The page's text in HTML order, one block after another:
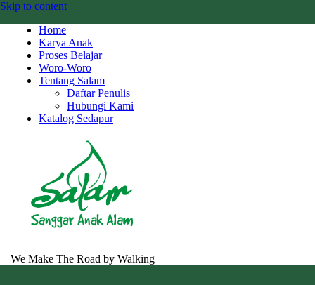
Skip to content
Home
Karya Anak
Proses Belajar
Woro-Woro
Tentang Salam
Daftar Penulis
Hubungi Kami
Katalog Sedapur
We Make The Road by Walking